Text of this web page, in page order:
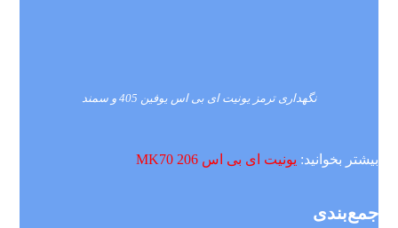
نگهداری ترمز یونیت ای بی اس یوفین 405 و سمند
بیشتر بخوانید: یونیت ای بی اس 206 MK70
جمع‌بندی